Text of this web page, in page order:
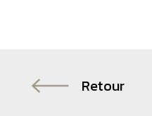
Retour